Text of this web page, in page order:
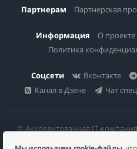
Партнерам Партнерская
Информация О проекте
Политика
Соцсети Вконтакте
Канал в Дзене
Чат
© Аккредитованная IT-